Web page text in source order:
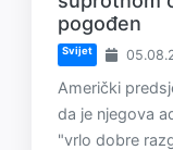
pogođen
Svijet
Američki
da je njegova
"vrlo dobre